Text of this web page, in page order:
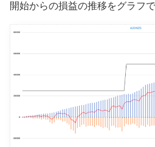
開始からの損益の推移をグラフ